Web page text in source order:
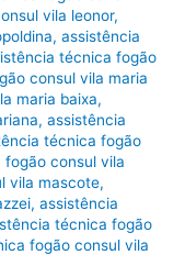
vila leonor,
,assistência
técnica fogão
consul vila maria
maria baixa,
,assistência
técnica fogão
consul vila
vila mascote,
,assistência
técnica fogão
fogão consul vila